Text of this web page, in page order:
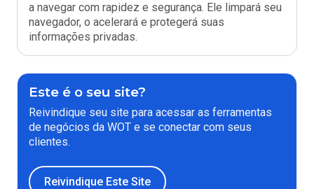
a navegar com rapidez e segurança. Ele limpará seu
navegador, o acelerará e protegerá suas
informações privadas.
Este é o seu site?
Reivindique seu site para acessar as ferramentas
de negócios da WOT e se conectar com seus
clientes.
Reivindique Este Site